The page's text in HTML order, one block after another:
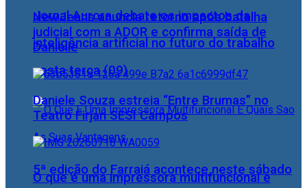
Jornal Aurora debate os impactos da
inteligência artificial no futuro do trabalho
nesta terça (09)
O que é uma impressora multifuncional e
NewJeans anuncia retorno após batalha
judicial com a ADOR e confirma saída de
Danielle
Daniele Souza estreia “Entre Brumas” no
Teatro Firjan SESI Campos
5ª edição do Farraiá acontece neste sábado